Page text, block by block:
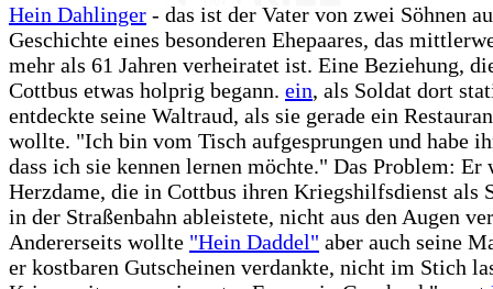
Hein Dahlinger - das ist der Vater von zwei Söhnen
Geschichte eines besonderen Ehepaares, das
mehr als 61 Jahren verheiratet ist. Eine Beziehung,
Cottbus etwas holprig begann. ein, als Soldat dort
entdeckte seine Waltraud, als sie gerade ein
wollte. "Ich bin vom Tisch aufgesprungen und habe
dass ich sie kennen lernen möchte." Das Problem: Er
Herzdame, die in Cottbus ihren Kriegshilfsdienst als
in der Straßenbahn ableistete, nicht aus den Augen
Andererseits wollte "Hein Daddel" aber auch seine
er kostbaren Gutscheinen verdankte, nicht im Stich